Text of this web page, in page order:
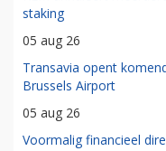
staking
05 aug 26
Transavia opent
Brussels Airport
05 aug 26
Voormalig financieel